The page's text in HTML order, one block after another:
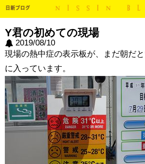
Y君の初めての現場
2019/08/10
現場の熱中症の表示板が、まだ朝だ
に入っています。